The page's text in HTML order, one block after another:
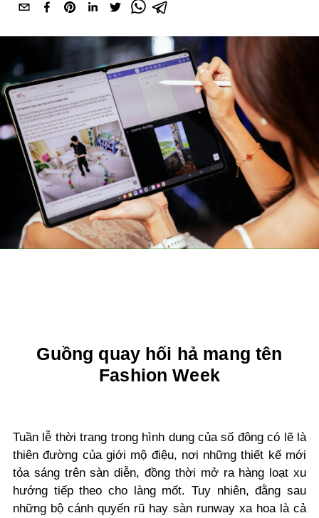
Guồng quay hối hả mang tên
Fashion Week
Tuần lễ thời trang trong hình dung của số đông có lẽ là
thiên đường của giới mộ điệu, nơi những thiết kế mới
tỏa sáng trên sàn diễn, đồng thời mở ra hàng loạt xu
hướng tiếp theo cho làng mốt. Tuy nhiên, đằng sau
những bộ cánh quyến rũ hay sàn runway xa hoa là cả